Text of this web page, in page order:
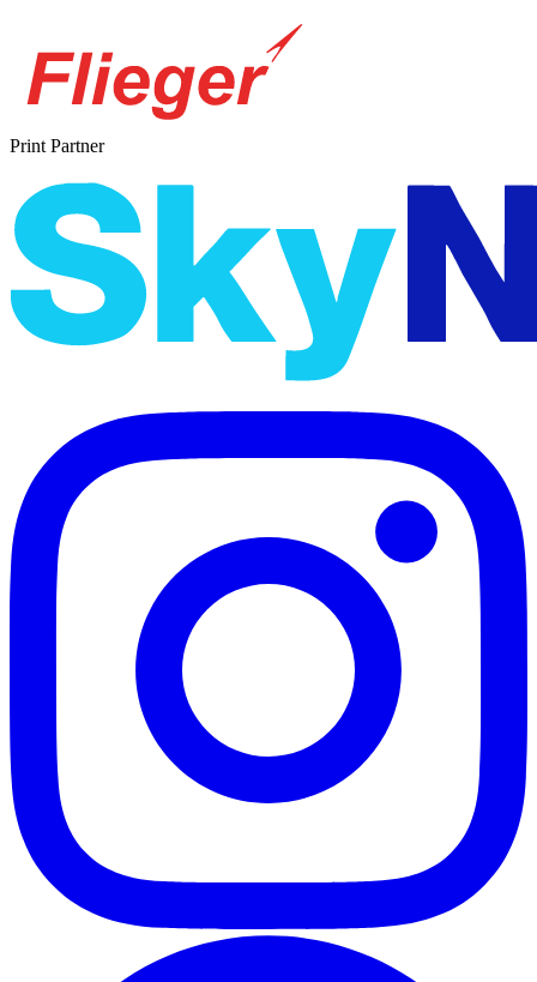
Print Partner